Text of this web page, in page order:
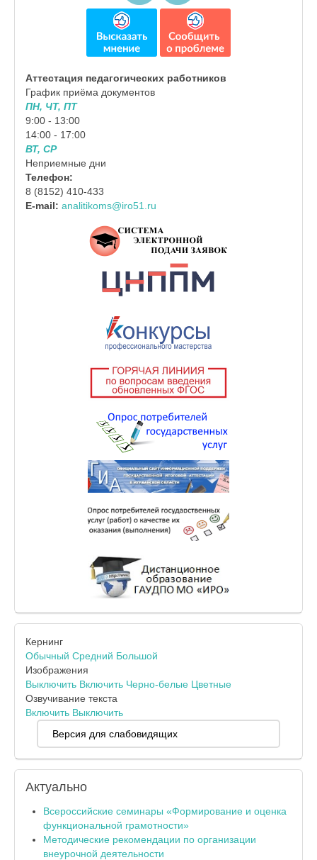
Аттестация педагогических работников
График приёма документов
ПН, ЧТ, ПТ
9:00 - 13:00
14:00 - 17:00
ВТ, СР
Неприемные дни
Телефон:
8 (8152) 410-433
E-mail: analitikoms@iro51.ru
Кернинг
Обычный Средний Большой
Изображения
Выключить Включить Черно-белые Цветные
Озвучивание текста
Включить Выключить
Версия для слабовидящих
Актуально
Всероссийские семинары «Формирование и оценка
функциональной грамотности»
Методические рекомендации по организации
внеурочной деятельности